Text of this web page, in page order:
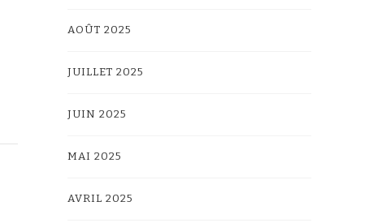
AOÛT 2025
JUILLET 2025
JUIN 2025
MAI 2025
AVRIL 2025